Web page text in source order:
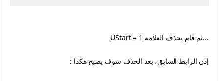
UStart = 1 ثم قام بحذف العلامة...
: إذن الرابط السابق، بعد الحذف سوف يصبح هكذا